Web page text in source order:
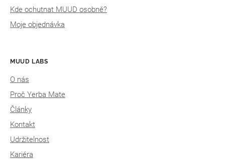
Kde ochutnat MUUD osobně?
Moje objednávka
MUUD LABS
O nás
Proč Yerba Mate
Články
Kontakt
Udržitelnost
Kariéra